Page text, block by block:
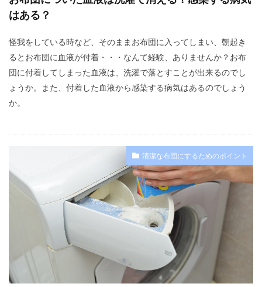
はある？
怪我をしている時など、そのままお布団に入ってしまい、朝起き
るとお布団に血液が付着・・・なんて経験、ありませんか？お布
団に付着してしまった血液は、洗濯で落とすことが出来るのでし
ょうか。また、付着した血液から感染する病気はあるのでしょう
か。
清潔な布団にするためのポイント